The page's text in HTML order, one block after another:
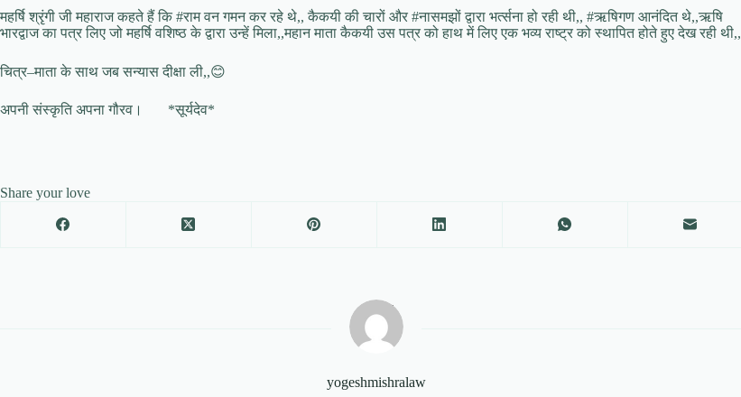
महर्षि श्रृंगी जी महाराज कहते हैं कि #राम वन गमन कर रहे थे,, कैकयी की चारों और #नासमझों द्वारा भर्त्सना हो रही थी,, #ऋषिगण आनंदित थे,,ऋषि
भारद्वाज का पत्र लिए जो महर्षि वशिष्ठ के द्वारा उन्हें मिला,,महान माता कैकयी उस पत्र को हाथ में लिए एक भव्य राष्ट्र को स्थापित होते हुए देख रही थी,,
चित्र–माता के साथ जब सन्यास दीक्षा ली,,😊
अपनी संस्कृति अपना गौरव। *सूर्यदेव*
Share your love
yogeshmishralaw